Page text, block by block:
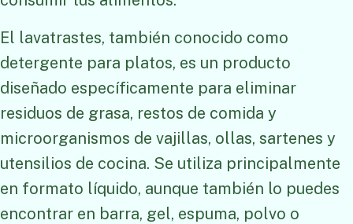
El lavatrastes, también conocido como
detergente para platos, es un producto
diseñado específicamente para eliminar
residuos de grasa, restos de comida y
microorganismos de vajillas, ollas, sartenes y
utensilios de cocina. Se utiliza principalmente
en formato líquido, aunque también lo puedes
encontrar en barra, gel, espuma, polvo o